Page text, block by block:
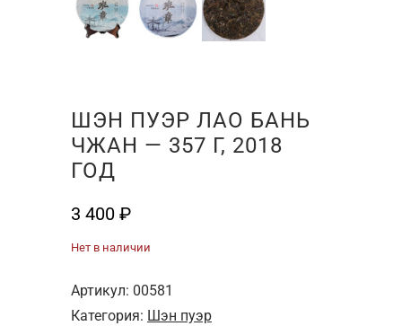
ШЭН ПУЭР ЛАО БАНЬ
ЧЖАН — 357 Г, 2018
ГОД
3 400 ₽
Нет в наличии
Артикул: 00581
Категория: Шэн пуэр